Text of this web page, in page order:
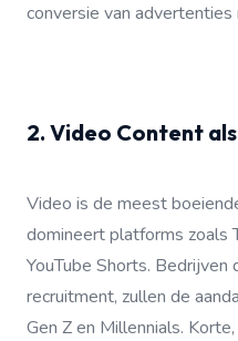
conversie van advertenties
2. Video Content
Video is de meest
domineert platforms zoals
YouTube Shorts.
recruitment, zullen de
Gen Z en Millennials.